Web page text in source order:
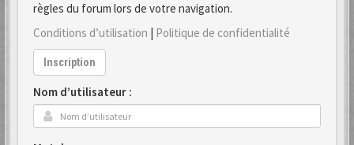
règles du forum lors de votre navigation.
Conditions d’utilisation | Politique de confidentialité
Inscription
Nom d’utilisateur :